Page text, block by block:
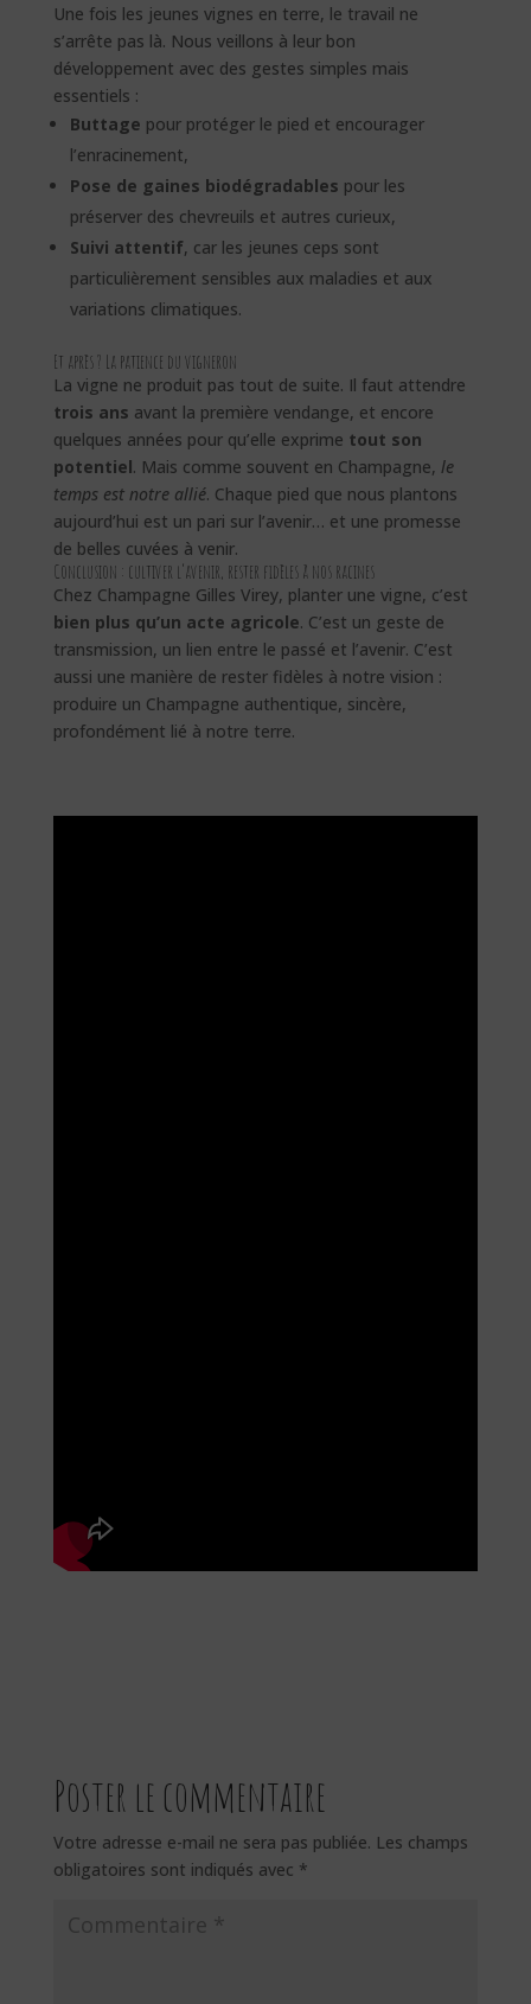
Une fois les jeunes vignes en terre, le travail ne
s’arrête pas là. Nous veillons à leur bon
développement avec des gestes simples mais
essentiels :
Buttage pour protéger le pied et encourager
l’enracinement,
Pose de gaines biodégradables pour les
préserver des chevreuils et autres curieux,
Suivi attentif, car les jeunes ceps sont
particulièrement sensibles aux maladies et aux
variations climatiques.
Et après ? La patience du vigneron
La vigne ne produit pas tout de suite. Il faut attendre
trois ans avant la première vendange, et encore
quelques années pour qu’elle exprime tout son
potentiel. Mais comme souvent en Champagne, le
temps est notre allié. Chaque pied que nous plantons
aujourd’hui est un pari sur l’avenir… et une promesse
de belles cuvées à venir.
Conclusion : cultiver l’avenir, rester fidèles à nos racines
Chez Champagne Gilles Virey, planter une vigne, c’est
bien plus qu’un acte agricole. C’est un geste de
transmission, un lien entre le passé et l’avenir. C’est
aussi une manière de rester fidèles à notre vision :
produire un Champagne authentique, sincère,
profondément lié à notre terre.
Poster le commentaire
Votre adresse e-mail ne sera pas publiée. Les champs
obligatoires sont indiqués avec *